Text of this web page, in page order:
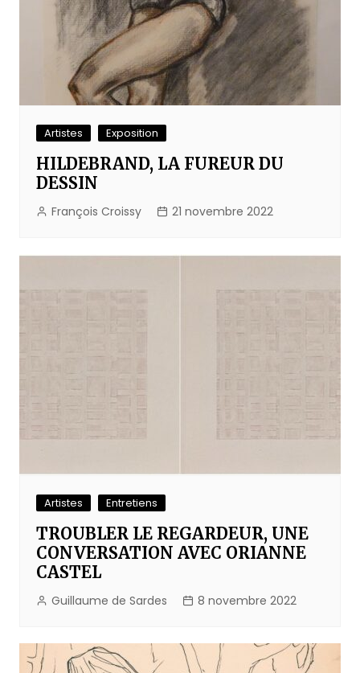
Artistes Exposition
HILDEBRAND, LA FUREUR DU
DESSIN
François Croissy 21 novembre 2022
Artistes Entretiens
TROUBLER LE REGARDEUR, UNE
CONVERSATION AVEC ORIANNE
CASTEL
Guillaume de Sardes 8 novembre 2022